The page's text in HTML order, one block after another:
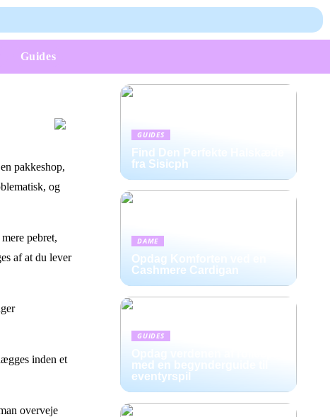
Guides
pakkeshop,
og
pebret,
af at du lever
inden et
overveje
GUIDES
Find Den Perfekte Halskæde
fra Sisicph
DAME
Opdag Komforten ved en
Cashmere Cardigan
GUIDES
med en begynderguide til
eventyrspil